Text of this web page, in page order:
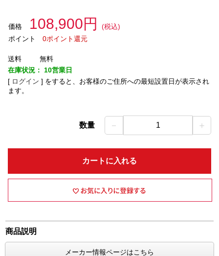
価格 108,900円
(税込)
ポイント
0ポイント還元
送料
無料
在庫状況： 10営業日
[ ログイン ] をすると、お客様のご住所への最短設置日が表示され
ます。
数量 － 1 ＋
カートに入れる
商品説明
メーカー情報ページはこちら